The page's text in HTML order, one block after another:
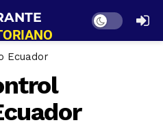
Dark mode
Ecuador